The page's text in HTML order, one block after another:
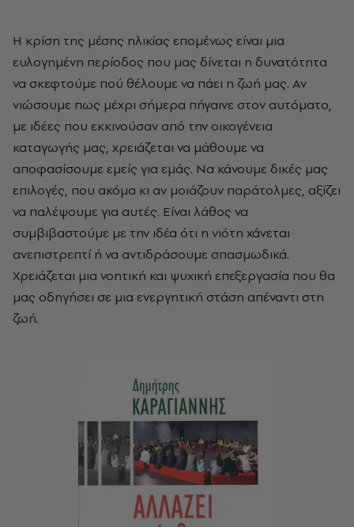
Η κρίση της μέσης ηλικίας επομένως είναι μια
ευλογημένη περίοδος που μας δίνεται η δυνατότητα
να σκεφτούμε πού θέλουμε να πάει η ζωή μας. Αν
νιώσουμε πως μέχρι σήμερα πήγαινε στον αυτόματο,
με ιδέες που εκκινούσαν από την οικογένεια
καταγωγής μας, χρειάζεται να μάθουμε να
αποφασίσουμε εμείς για εμάς. Να κάνουμε δικές μας
επιλογές, που ακόμα κι αν μοιάζουν παράτολμες, αξίζει
να παλέψουμε για αυτές. Είναι λάθος να
συμβιβαστούμε με την ιδέα ότι η νιότη χάνεται
ανεπιστρεπτί ή να αντιδράσουμε σπασμωδικά.
Χρειάζεται μια νοητική και ψυχική επεξεργασία που θα
μας οδηγήσει σε μια ενεργητική στάση απέναντι στη
ζωή.